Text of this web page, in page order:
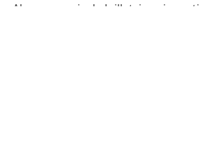
Alors, ce mois de Juillet, je suis partie